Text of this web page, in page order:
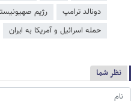
دونالد ترامپ
رژیم
حمله اسرائیل و آمریکا به ایران
نظر شما